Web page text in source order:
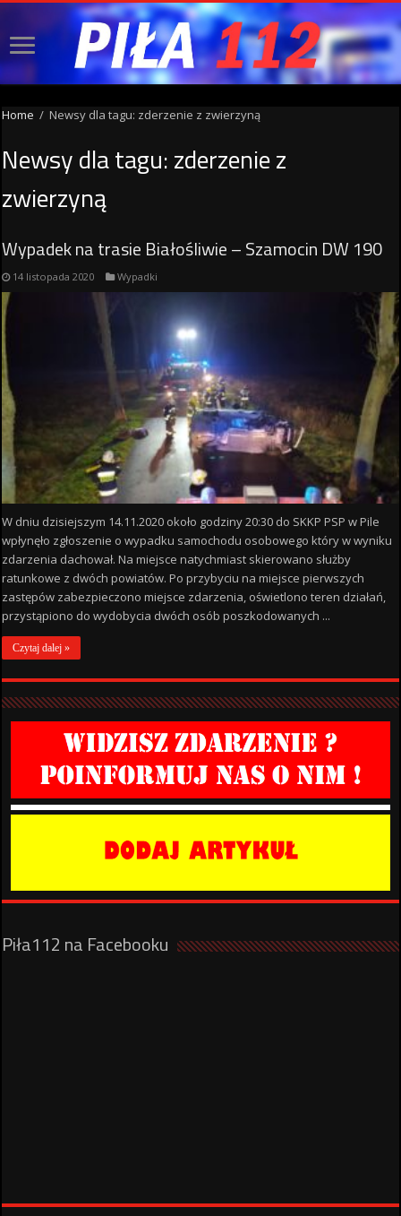
Home / Newsy dla tagu: zderzenie z zwierzyną
Newsy dla tagu:zderzenie z
zwierzyną
Wypadek na trasie Białośliwie – Szamocin DW 190
14 listopada 2020 Wypadki
W dniu dzisiejszym 14.11.2020 około godziny 20:30 do SKKP PSP w Pile
wpłynęło zgłoszenie o wypadku samochodu osobowego który w wyniku
zdarzenia dachował. Na miejsce natychmiast skierowano służby
ratunkowe z dwóch powiatów. Po przybyciu na miejsce pierwszych
zastępów zabezpieczono miejsce zdarzenia, oświetlono teren działań,
przystąpiono do wydobycia dwóch osób poszkodowanych ...
Czytaj dalej »
Piła112 na Facebooku